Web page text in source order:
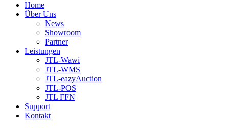
Home
Über Uns
News
Showroom
Partner
Leistungen
JTL-Wawi
JTL-WMS
JTL-eazyAuction
JTL-POS
JTL FFN
Support
Kontakt